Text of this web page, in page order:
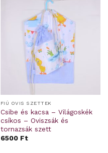
FIÚ OVIS SZETTEK
Csibe és kacsa – Világoskék
csíkos – Oviszsák és
tornazsák szett
6500 Ft